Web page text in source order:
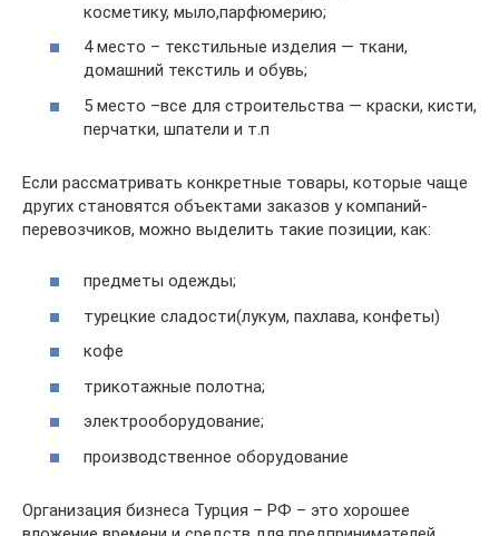
косметику, мыло,парфюмерию;
4 место – текстильные изделия — ткани,
домашний текстиль и обувь;
5 место –все для строительства — краски, кисти,
перчатки, шпатели и т.п
Если рассматривать конкретные товары, которые чаще
других становятся объектами заказов у компаний-
перевозчиков, можно выделить такие позиции, как:
предметы одежды;
турецкие сладости(лукум, пахлава, конфеты)
кофе
трикотажные полотна;
электрооборудование;
производственное оборудование
Организация бизнеса Турция – РФ – это хорошее